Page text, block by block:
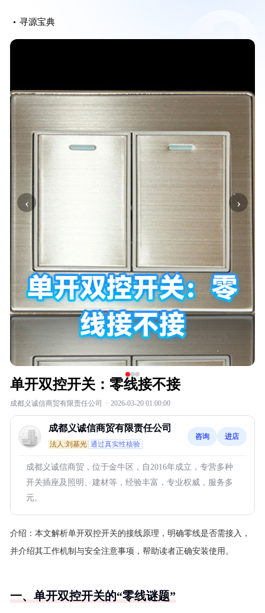
寻源宝典
‹ ›
单开双控开关：零线接不接
成都义诚信商贸有限责任公司 · 2026-03-20 01:00:00
成都义诚信商贸有限责任公司
法人:刘基光 通过真实性核验
咨询 进店
成都义诚信商贸，位于金牛区，自2016年成立，专营多种
开关插座及照明、建材等，经验丰富，专业权威，服务多
元。
介绍： 本文解析单开双控开关的接线原理，明确零线是否需接入，
并介绍其工作机制与安全注意事项，帮助读者正确安装使用。
一、单开双控开关的“零线谜题”